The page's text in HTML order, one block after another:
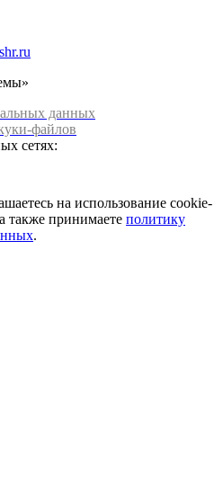
данных
файлов
сетях:
на использование cookie-
также принимаете политику
.